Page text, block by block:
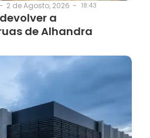
- 2 de Agosto, 2026 - 18:43
a
de Alhandra